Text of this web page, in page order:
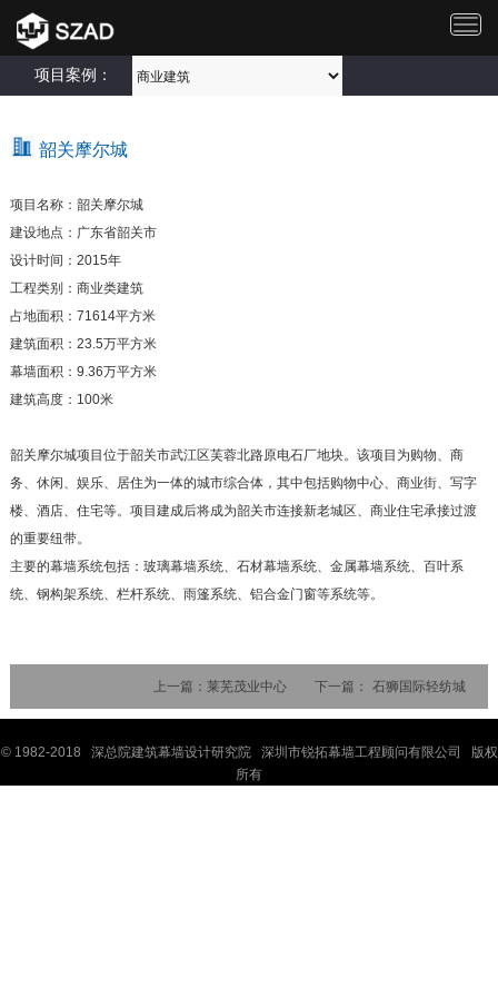
切
航
项目案例：
韶关摩尔城
项目名称：韶关摩尔城
建设地点：广东省韶关市
设计时间：2015年
工程类别：商业类建筑
占地面积：71614平方米
建筑面积：23.5万平方米
幕墙面积：9.36万平方米
建筑高度：100米
韶关摩尔城项目位于韶关市武江区芙蓉北路原电石厂地块。该项目为购物、商
务、休闲、娱乐、居住为一体的城市综合体，其中包括购物中心、商业街、写字
楼、酒店、住宅等。项目建成后将成为韶关市连接新老城区、商业住宅承接过渡
的重要纽带。
主要的幕墙系统包括：玻璃幕墙系统、石材幕墙系统、金属幕墙系统、百叶系
统、钢构架系统、栏杆系统、雨篷系统、铝合金门窗等系统等。
上一篇：莱芜茂业中心 下一篇： 石狮国际轻纺城
© 1982-2018 深总院建筑幕墙设计研究院 深圳市锐拓幕墙工程顾问有限公司 版权
所有